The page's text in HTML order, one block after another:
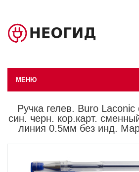
МЕНЮ
Ручка гелев. Buro
син. черн. кор.карт.
линия 0.5мм без инд.